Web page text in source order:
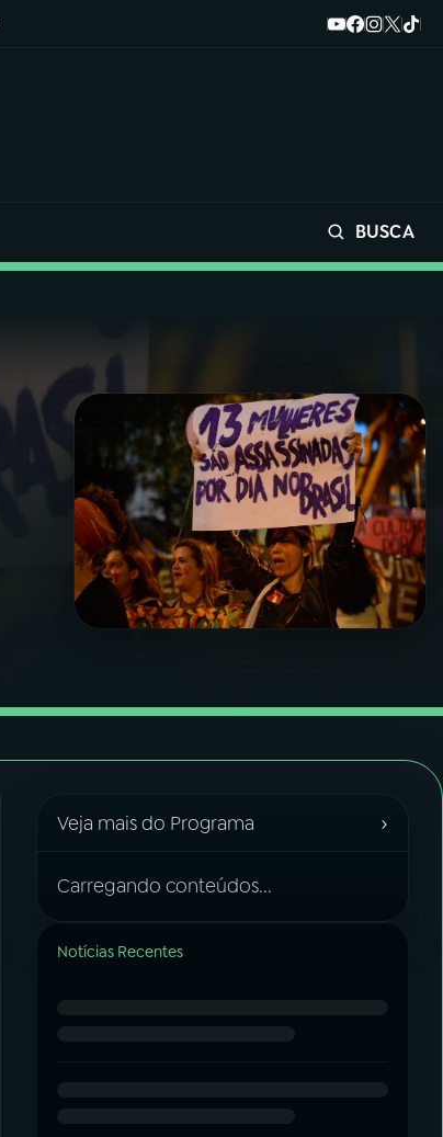
BUSCA
Veja mais do Programa ›
Carregando conteúdos...
Notícias Recentes